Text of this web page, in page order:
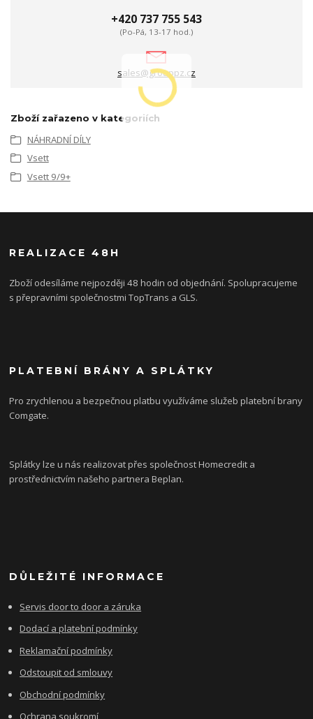
+420 737 755 543
(Po-Pá, 13-17 hod.)
sales@grouppz.cz
Zboží zařazeno v kategoriích
NÁHRADNÍ DÍLY
Vsett
Vsett 9/9+
REALIZACE 48H
Zboží odesíláme nejpozději 48 hodin od objednání. Spolupracujeme
s přepravními společnostmi TopTrans a GLS.
PLATEBNÍ BRÁNY A SPLÁTKY
Pro zrychlenou a bezpečnou platbu využíváme služeb platební brany
Comgate.
Splátky lze u nás realizovat přes společnost Homecredit a
prostřednictvím našeho partnera Beplan.
DŮLEŽITÉ INFORMACE
Servis door to door a záruka
Dodací a platební podmínky
Reklamační podmínky
Odstoupit od smlouvy
Obchodní podmínky
Ochrana soukromí